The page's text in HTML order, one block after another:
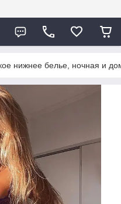
нижнее белье, ночная и